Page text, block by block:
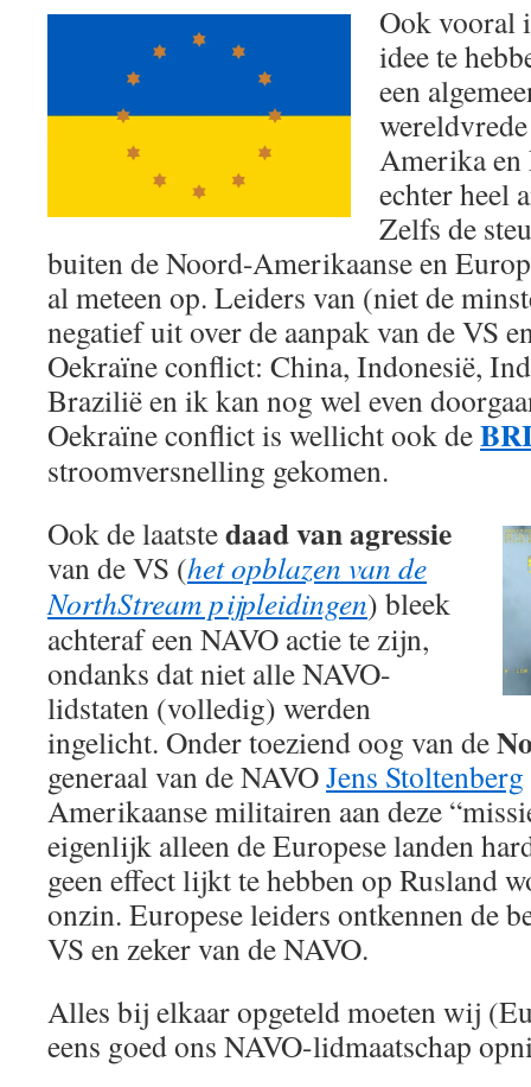
Ook vooral
idee te
een
Amerika en
echter heel
Zelfs de
buiten de Noord-Amerikaanse en
al meteen op. Leiders van (niet de
negatief uit over de aanpak van de VS
Oekraïne conflict: China, Indonesië,
Brazilië en ik kan nog wel even
Oekraïne conflict is wellicht ook de
stroomversnelling gekomen.
Ook de laatstedaad van agressie
van de VS (het opblazen van de
NorthStream pijpleidingen) bleek
achteraf een NAVO actie te zijn,
ondanks dat niet alle NAVO-
lidstaten (volledig) werden
ingelicht. Onder toeziend oog van de
generaal van de NAVOJens Stoltenberg
Amerikaanse militairen aan deze
eigenlijk alleen de Europese landen
geen effect lijkt te hebben op Rusland
onzin. Europese leiders ontkennen de
VS en zeker van de NAVO.
Alles bij elkaar opgeteld moeten wij
eens goed ons NAVO-lidmaatschap